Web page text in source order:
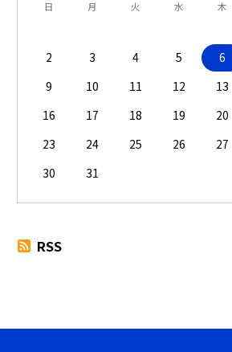
日 月 火 水 木
2
3 4 5 6
9
10 11 12 13
16
17 18 19 20
23
24 25 26 27
30
31
RSS